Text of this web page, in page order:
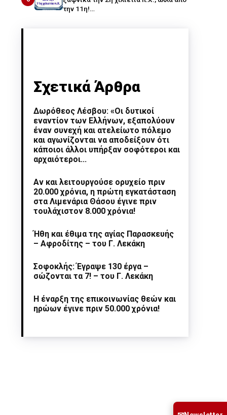
την 11η!…
Σχετικά Άρθρα
Δωρόθεος Λέσβου: «Οι δυτικοί
εναντίον των Ελλήνων, εξαπολύουν
έναν συνεχή και ατελείωτο πόλεμο
και αγωνίζονται να αποδείξουν ότι
κάποιοι άλλοι υπήρξαν σοφότεροι και
αρχαιότεροι...
Αν και λειτουργούσε ορυχείο πριν
20.000 χρόνια, η πρώτη εγκατάσταση
στα Λιμενάρια Θάσου έγινε πριν
τουλάχιστον 8.000 χρόνια!
Ήθη και έθιμα της αγίας Παρασκευής
– Αφροδίτης – του Γ. Λεκάκη
Σοφοκλής: Έγραψε 130 έργα –
σώζονται τα 7! – του Γ. Λεκάκη
Η έναρξη της επικοινωνίας θεών και
ηρώων έγινε πριν 50.000 χρόνια!